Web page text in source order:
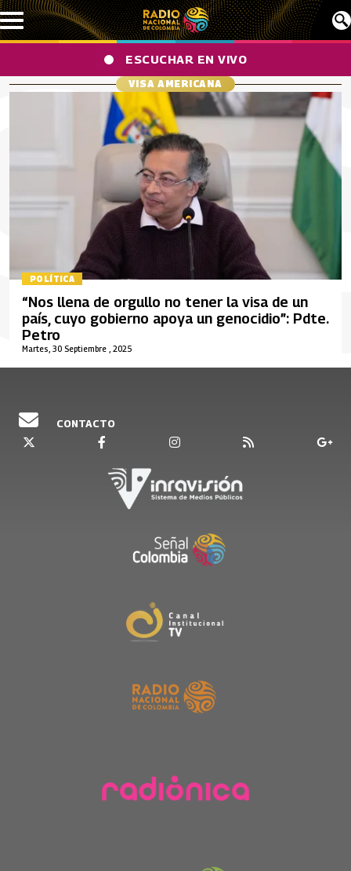
Pasar al contenido principal
ESCUCHAR EN VIVO
VISA AMERICANA
POLÍTICA
Martes, 30 Septiembre , 2025
“Nos llena de orgullo no tener la visa de un
país, cuyo gobierno apoya un genocidio”: Pdte.
Petro
CONTACTO